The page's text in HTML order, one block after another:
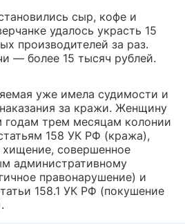
сыр, кофе и
удалось украсть 15
производителей за раз.
— более 15 тысяч рублей.
уже имела судимости и
за кражи. Женщину
годам трем месяцам колонии
158 УК РФ (кража),
совершенное
административному
правонарушение) и
158.1 УК РФ (покушение